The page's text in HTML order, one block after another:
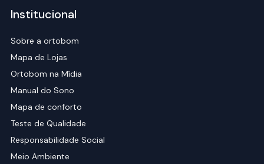
Institucional
Sobre a ortobom
Mapa de Lojas
Ortobom na Mídia
Manual do Sono
Mapa de conforto
Teste de Qualidade
Responsabilidade Social
Meio Ambiente